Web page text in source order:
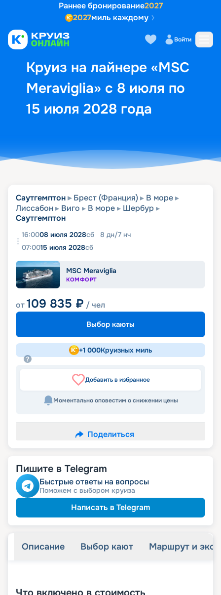
Раннее бронирование2027
2027миль каждому
Войти
Круиз на лайнере «MSC
Meraviglia» с 8 июля по
15 июля 2028 года
Выбор кают Маршрут и
Саутгемптон Брест (Франция)
В море
Лиссабон
Виго В море
Шербур
Саутгемптон
16:0008 июля 2028сб 8 дн/7 нч
07:0015 июля 2028сб
MSC Meraviglia
КОМФОРТ
от109 835 ₽ / чел
Выбор каюты
+1 000Круизных миль
Добавить в избранное
Моментально оповестим о снижении цены
Поделиться
Пишите в Telegram
Быстрые ответы на вопросы
Поможем с выбором круиза
Написать в Telegram
Описание Выбор кают Маршрут и